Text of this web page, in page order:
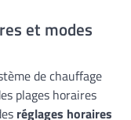
et modes
de chauffage
plages horaires
réglages horaires